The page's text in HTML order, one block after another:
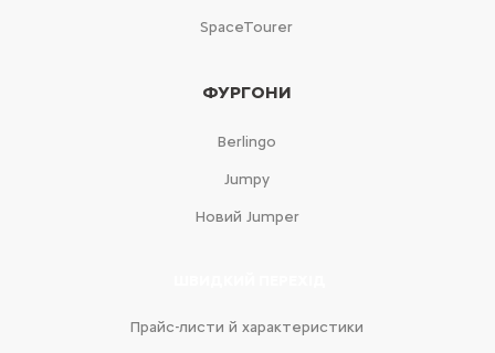
SpaceTourer
ФУРГОНИ
Berlingo
Jumpy
Новий Jumper
Прайс-листи й характеристики